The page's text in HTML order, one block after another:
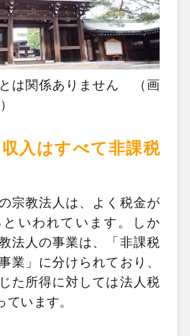
は関係ありません （画
入はすべて非課税
宗教法人は、よく税金が
いわれています。しか
法人の事業は、「非課税
業」に分けられており、
た所得に対しては法人税
います。